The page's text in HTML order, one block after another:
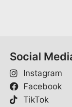
Social
Instagram
Facebook
TikTok